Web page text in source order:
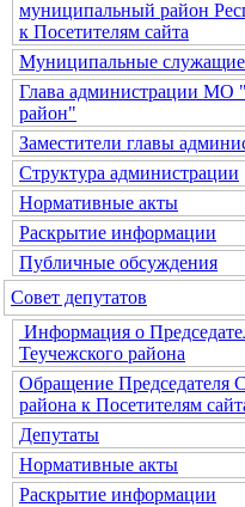
муниципальный район
к Посетителям сайта
Муниципальные служащие
Глава администрации МО
район"
Заместители главы
Структура администрации
Нормативные акты
Раскрытие информации
Публичные обсуждения
Совет депутатов
Информация о
Теучежского района
Обращение Председателя
района к Посетителям
Депутаты
Нормативные акты
Раскрытие информации